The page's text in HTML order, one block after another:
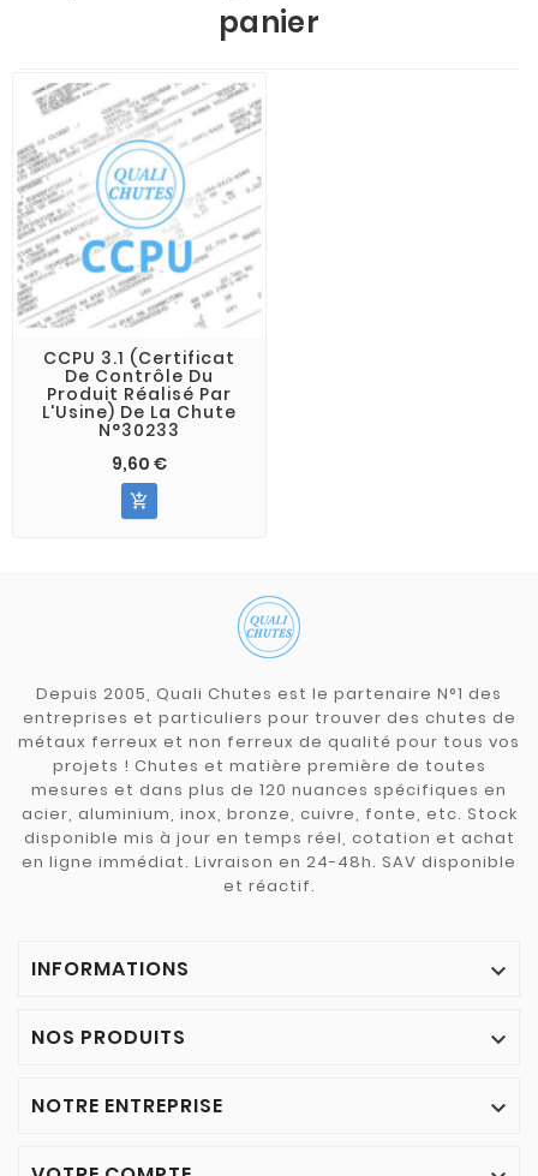
panier
CCPU 3.1 (Certificat
De Contrôle Du
Produit Réalisé Par
L'Usine) De La Chute
N°30233
9,60 €

Depuis 2005, Quali Chutes est le partenaire N°1 des
entreprises et particuliers pour trouver des chutes de
métaux ferreux et non ferreux de qualité pour tous vos
projets ! Chutes et matière première de toutes
mesures et dans plus de 120 nuances spécifiques en
acier, aluminium, inox, bronze, cuivre, fonte, etc. Stock
disponible mis à jour en temps réel, cotation et achat
en ligne immédiat. Livraison en 24-48h. SAV disponible
et réactif.
INFORMATIONS 
NOS PRODUITS 
NOTRE ENTREPRISE 